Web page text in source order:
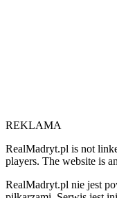
REKLAMA
RealMadryt.pl is not
players. The website is
RealMadryt.pl nie jest